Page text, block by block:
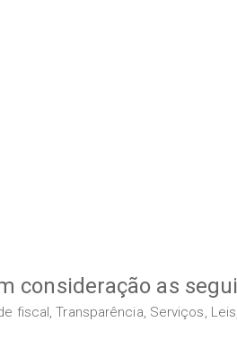
consideração as
Transparência, Serviços,